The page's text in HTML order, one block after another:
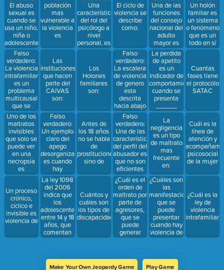
El abuso
sexual es
cuando se
usa un niño,
niña o
adolescente
en una
actividad
sexual que
no
comprende,
para la cual
no está en
capacidad
de dar su
consentimiento
y no está
preparado
evolutivamente
Falso
verdadero:
La violencia
intrafamiliar
es un
problema
multicausal
que se
asocia con
varios
factores
sociales,
individuales,
políticos y
comunitarios
Uno de los
maltratos
invisibles
que solo se
puede ver
en una
necropsia
es
Un proceso
crónico,
cíclico e
invisible es
violencia de
daño o
sufrimiento
a una
persona de
una edad
mayor
población
mas
vulnerable a
la violencia
es
Las
instituciones
que hacen
parte del
CAIVAS
son:
Falso
verdadero:
Un ejemplo
claro del
apego
desorganizado
es cuando
hay
desconfianza
en una
relación que
conlleva a
los celos
La ley 1098
del 2006
indica que
los
adolescente
entre 14 y 18
años, que
comentan
delitos
la libertad,
sufrir más
violencia
Una
característica
del rol del
psicólogo a
nivel
personal, es
velar por la
de los
niños, niñas
y
adolescentes
y su
Los
Holones
familiares
son:
Antes de
los 18 años
no se habla
de
prostituciones
sino de
Cuántos y
cuáles son
los tipos de
discapacidad
miembros
de la familia
El ciclo de
violencia se
describe
como:
Falso
verdadero:
La escalera
de violencia
de genero
esta
descrita
hacia abajo
Falso
verdadero:
Una de las
características
del perfil del
abusador es
que no son
eficientes
en sus
contextos
¿Cuál es el
orden de
maltrato por
parte de
agresores,
que se
puede
generar
hacia el
poder
Una de las
funciones
del consejo
nacional del
adulto
mayor es
promover la
formulación
de políticas
con el fin de
dar a
conocer las
obligaciones
alimentaria
de la familia
con las
personas de
la tercera
edad, niños
menores de
edad y
madres
cabeza de
hogar.
La perdida
de apetito
es un
indicador de
comportamiento
cuando se
presenta
_____ en
niños
La
negligencia
es un tipo
de maltrato
mas
frecuente
en:
¿Cuáles son
las
manifestaciones
que se
puede
presentar
cuando hay
violencia de
pareja?
daño o
sufrimiento
a una
persona de
una edad
mayor
Un holón
familiar es
un sistema
o fenómeno
que es un
todo en sí
mismo, así
parte de un
sistema
mayor en
este caso la
familia
Cuantas
fases tiene
el protocolo
SATAC
Cuál es la
línea de
atención y
psicosocial
de la mujer
¿Cuál es la
ley de
violencia
intrafamiliar?
Make Your Own Jeopardy Game Play Game